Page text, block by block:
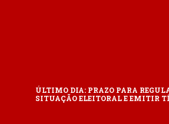
ÚLTIMO DIA: PRAZO PARA
SITUAÇÃO ELEITORAL E EMITIR